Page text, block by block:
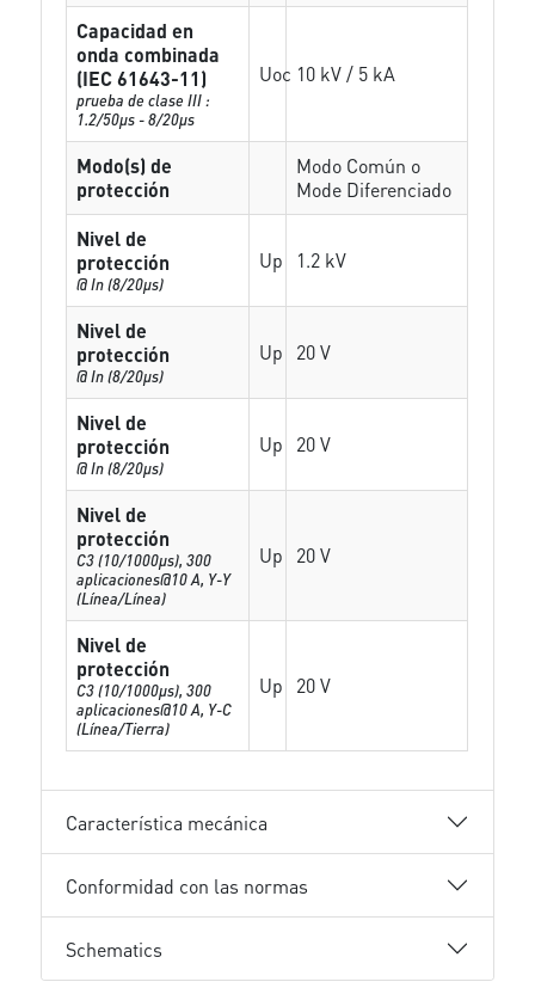
Capacidad en
onda combinada
(IEC 61643-11)
prueba de clase III :
1.2/50µs - 8/20µs
Uoc 10 kV / 5 kA
Modo(s) de
protección
Modo Común o
Mode Diferenciado
Nivel de
protección
@ In (8/20µs)
Up 1.2 kV
Nivel de
protección
@ In (8/20µs)
Up 20 V
Nivel de
protección
@ In (8/20µs)
Up 20 V
Nivel de
protección
C3 (10/1000μs), 300
aplicaciones@10 A, Y-Y
(Línea/Línea)
Up 20 V
Nivel de
protección
C3 (10/1000μs), 300
aplicaciones@10 A, Y-C
(Línea/Tierra)
Up 20 V
Característica mecánica
Conformidad con las normas
Schematics